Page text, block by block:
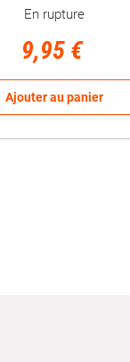
En rupture
9,95 €
Ajouter au panier